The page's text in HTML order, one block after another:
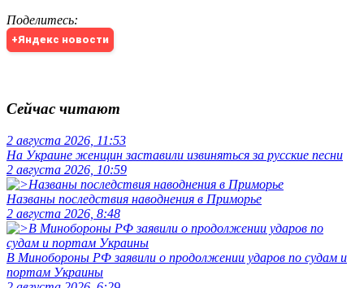
Поделитесь:
+Яндекс новости
Сейчас читают
2 августа 2026, 11:53
На Украине женщин заставили извиняться за русские песни
2 августа 2026, 10:59
Названы последствия наводнения в Приморье
2 августа 2026, 8:48
В Минобороны РФ заявили о продолжении ударов по судам и
портам Украины